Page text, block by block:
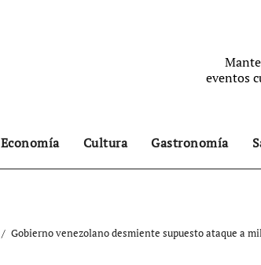
eventos
Economía Cultura Gastronomía
Gobierno venezolano desmiente supuesto ataque a